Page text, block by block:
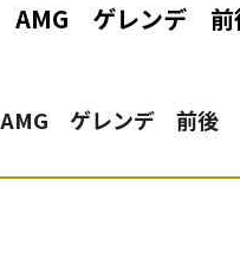
AMG ゲレンデ
ゲレンデ 前後